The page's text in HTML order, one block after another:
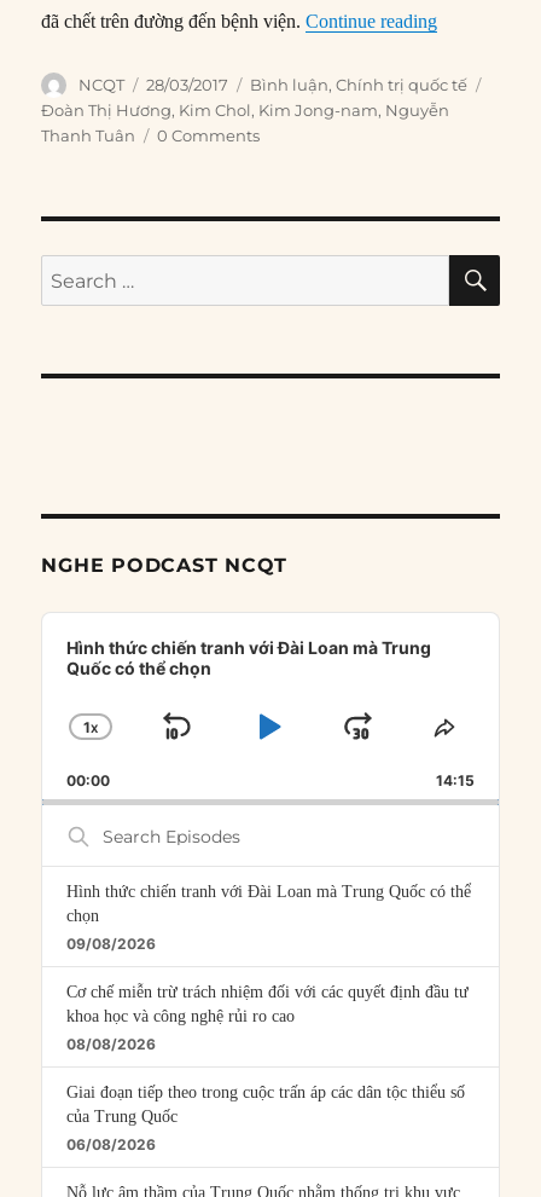
đã chết trên đường đến bệnh viện.Continue reading“Phân tích
Author
NCQT
Posted
on
28/03/2017 Categories
Bình luận,Chính trị quốc tế
Đoàn Thị Hương, Kim Chol, Kim Jong-nam, Nguyễn
Thanh Tuân
0 Comments
Search
for:
NGHE PODCAST NCQT
Audio
Player
Hình thức chiến tranh với Đài Loan mà Trung
Quốc có thể chọn
CHANGE
RATE
1X
SKIP
PLAYJUMP
FORWARD
SHARE
00:00 14:15
Search
Episodes
Hình thức chiến tranh với Đài Loan mà Trung Quốc có thể
chọn
09/08/2026
Cơ chế miễn trừ trách nhiệm đối với các quyết định đầu tư
khoa học và công nghệ rủi ro cao
08/08/2026
Giai đoạn tiếp theo trong cuộc trấn áp các dân tộc thiểu số
của Trung Quốc
06/08/2026
Nỗ lực âm thầm của Trung Quốc nhằm thống trị khu vực